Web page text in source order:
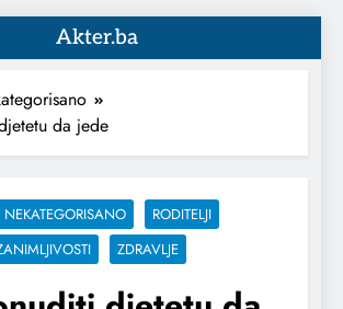
Akter.ba
da jede
NEKATEGORISANO
RODITELJI
ZDRAVLJE